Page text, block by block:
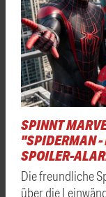
SPINNT
"SPIDERMAN -
SPOILER-
Die freundliche
über die